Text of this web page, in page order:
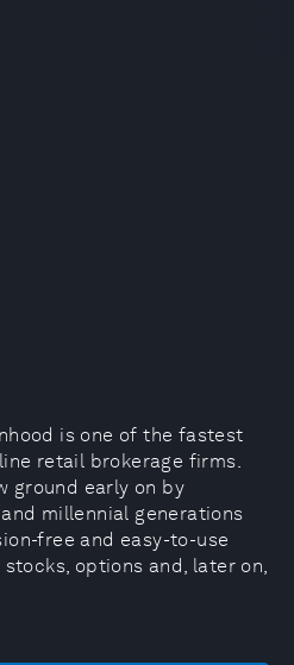
is one of the fastest
retail brokerage firms.
ground early on by
millennial generations
free and easy-to-use
options and, later on,